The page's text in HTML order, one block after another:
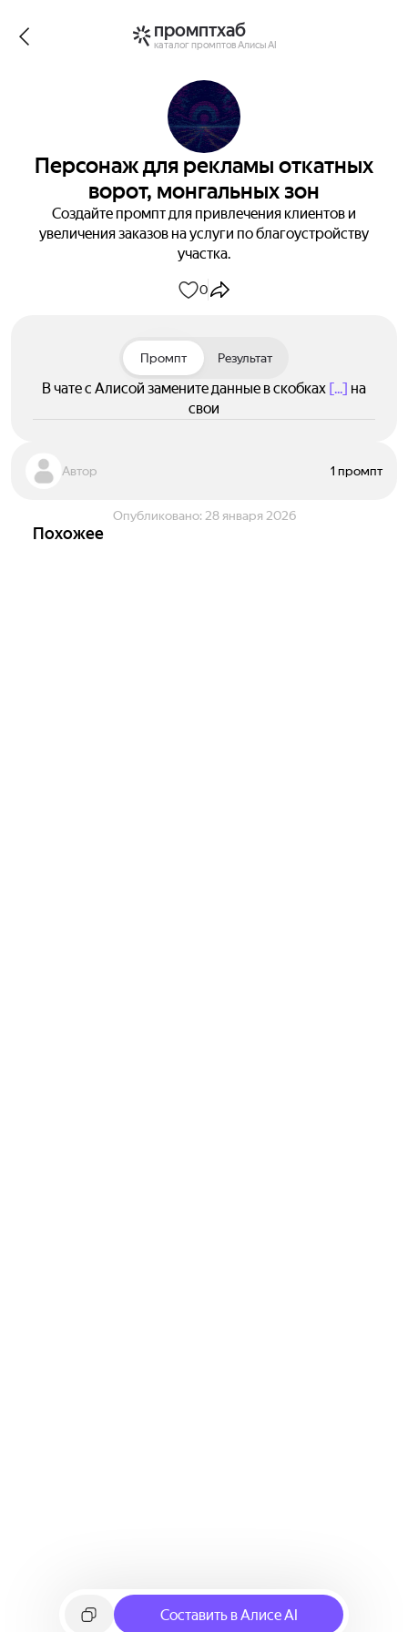
промптхаб
каталог промптов Алисы AI
Персонаж для рекламы откатных
ворот, монгальных зон
Создайте промпт для привлечения клиентов и
увеличения заказов на услуги по благоустройству
участка.
0
Промпт Результат
В чате с Алисой замените данные в скобках [...] на
свои
Автор 1 промпт
Опубликовано: 28 января 2026
Похожее
Составить в Алисе AI